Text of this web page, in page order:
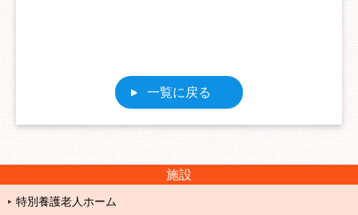
一覧に戻る
施設
特別養護老人ホーム